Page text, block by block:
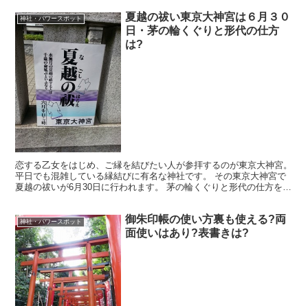
神社・パワースポット
夏越の祓い東京大神宮は６月３０
日・茅の輪くぐりと形代の仕方
は?
恋する乙女をはじめ、ご縁を結びたい人が参拝するのが東京大神宮。
平日でも混雑している縁結びに有名な神社です。 その東京大神宮で
夏越の祓いが6月30日に行われます。 茅の輪くぐりと形代の仕方をお
神社・パワースポット
御朱印帳の使い方裏も使える?両
面使いはあり?表書きは?